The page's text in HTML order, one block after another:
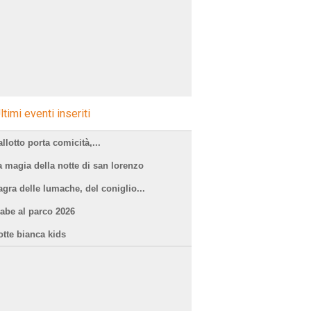
eventi inseriti
porta comicità,...
magia della notte di san lorenzo
delle lumache, del coniglio...
al parco 2026
bianca kids